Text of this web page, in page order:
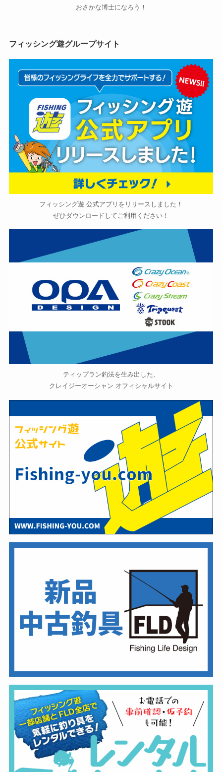
おさかな博士になろう！
フィッシング遊グループサイト
フィッシング遊 公式アプリをリリースしました！
ぜひダウンロードしてご利用ください！
ティップラン釣法を生み出した、
クレイジーオーシャン オフィシャルサイト